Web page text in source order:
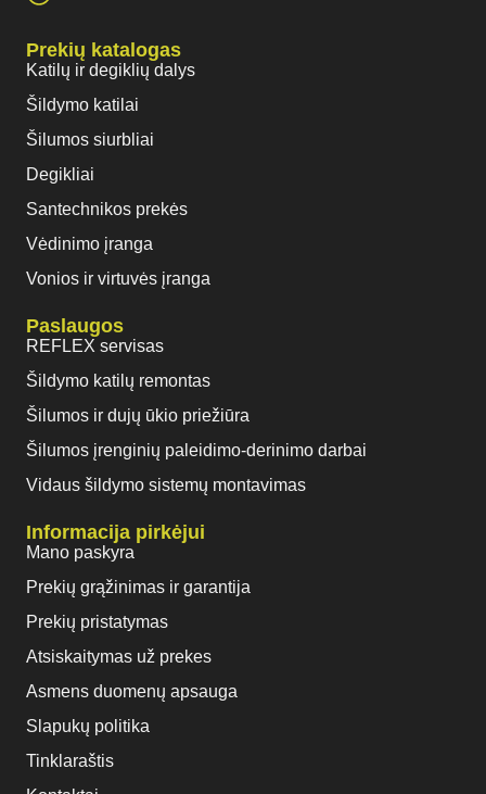
Prekių katalogas
Katilų ir degiklių dalys
Šildymo katilai
Šilumos siurbliai
Degikliai
Santechnikos prekės
Vėdinimo įranga
Vonios ir virtuvės įranga
Paslaugos
REFLEX servisas
Šildymo katilų remontas
Šilumos ir dujų ūkio priežiūra
Šilumos įrenginių paleidimo-derinimo darbai
Vidaus šildymo sistemų montavimas
Informacija pirkėjui
Mano paskyra
Prekių grąžinimas ir garantija
Prekių pristatymas
Atsiskaitymas už prekes
Asmens duomenų apsauga
Slapukų politika
Tinklaraštis